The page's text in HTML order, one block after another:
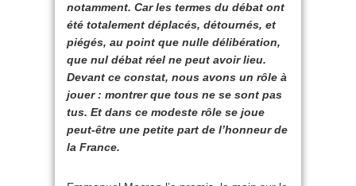
notamment. Car les termes du débat ont
été totalement déplacés, détournés, et
piégés, au point que nulle délibération,
que nul débat réel ne peut avoir lieu.
Devant ce constat, nous avons un rôle à
jouer : montrer que tous ne se sont pas
tus. Et dans ce modeste rôle se joue
peut-être une petite part de l’honneur de
la France.